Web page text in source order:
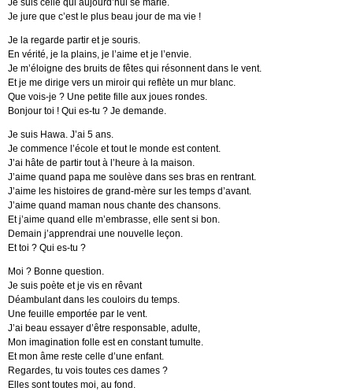
Je suis celle qui aujourd’hui se marie.
Je jure que c’est le plus beau jour de ma vie !
Je la regarde partir et je souris.
En vérité, je la plains, je l’aime et je l’envie.
Je m’éloigne des bruits de fêtes qui résonnent dans le vent.
Et je me dirige vers un miroir qui reflète un mur blanc.
Que vois-je ? Une petite fille aux joues rondes.
Bonjour toi ! Qui es-tu ? Je demande.
Je suis Hawa. J’ai 5 ans.
Je commence l’école et tout le monde est content.
J’ai hâte de partir tout à l’heure à la maison.
J’aime quand papa me soulève dans ses bras en rentrant.
J’aime les histoires de grand-mère sur les temps d’avant.
J’aime quand maman nous chante des chansons.
Et j’aime quand elle m’embrasse, elle sent si bon.
Demain j’apprendrai une nouvelle leçon.
Et toi ? Qui es-tu ?
Moi ? Bonne question.
Je suis poète et je vis en rêvant
Déambulant dans les couloirs du temps.
Une feuille emportée par le vent.
J’ai beau essayer d’être responsable, adulte,
Mon imagination folle est en constant tumulte.
Et mon âme reste celle d’une enfant.
Regardes, tu vois toutes ces dames ?
Elles sont toutes moi, au fond.